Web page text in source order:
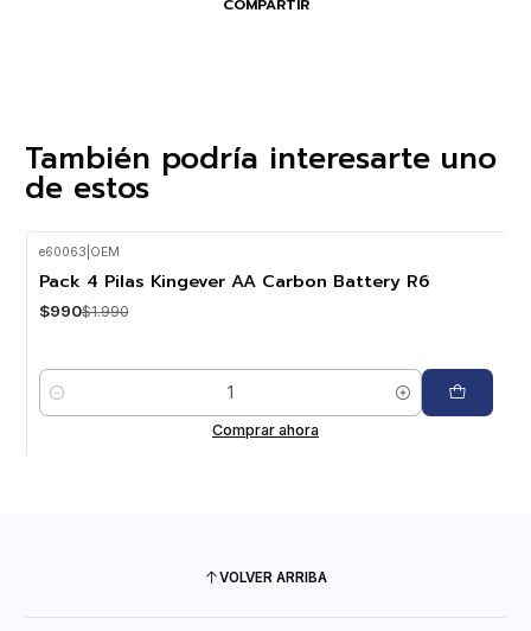
COMPARTIR
También podría interesarte uno
de estos
e60063 OEM
Pack 4 Pilas Kingever AA Carbon Battery R6
$990$1.990
Cantidad
Comprar ahora
VOLVER ARRIBA